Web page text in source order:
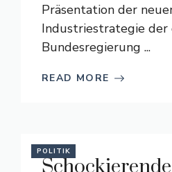
Präsentation der
Industriestrategie der
Bundesregierung ...
READ MORE
POLITIK
Schockierende